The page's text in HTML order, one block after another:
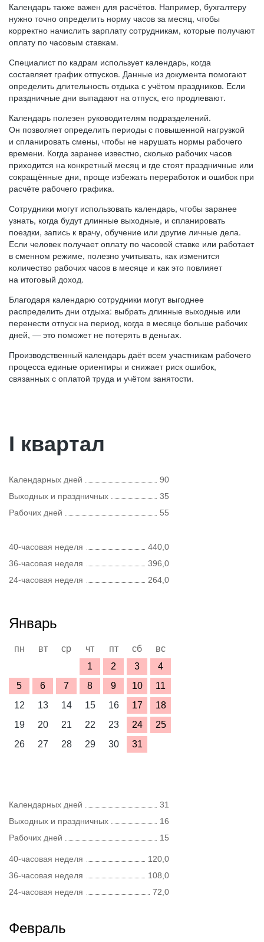
Календарь также важен для расчётов. Например, бухгалтеру
нужно точно определить норму часов за месяц, чтобы
корректно начислить зарплату сотрудникам, которые получают
оплату по часовым ставкам.
Специалист по кадрам использует календарь, когда
составляет график отпусков. Данные из документа помогают
определить длительность отдыха с учётом праздников. Если
праздничные дни выпадают на отпуск, его продлевают.
Календарь полезен руководителям подразделений.
Он позволяет определить периоды с повышенной нагрузкой
и спланировать смены, чтобы не нарушать нормы рабочего
времени. Когда заранее известно, сколько рабочих часов
приходится на конкретный месяц и где стоят праздничные или
сокращённые дни, проще избежать переработок и ошибок при
расчёте рабочего графика.
Сотрудники могут использовать календарь, чтобы заранее
узнать, когда будут длинные выходные, и спланировать
поездки, запись к врачу, обучение или другие личные дела.
Если человек получает оплату по часовой ставке или работает
в сменном режиме, полезно учитывать, как изменится
количество рабочих часов в месяце и как это повлияет
на итоговый доход.
Благодаря календарю сотрудники могут выгоднее
распределить дни отдыха: выбрать длинные выходные или
перенести отпуск на период, когда в месяце больше рабочих
дней, — это поможет не потерять в деньгах.
Производственный календарь даёт всем участникам рабочего
процесса единые ориентиры и снижает риск ошибок,
связанных с оплатой труда и учётом занятости.
I квартал
Календарных дней
90
Выходных и праздничных
35
Рабочих дней
55
40-часовая неделя
440,0
36-часовая неделя
396,0
24-часовая неделя
264,0
Январь
пн вт ср чт пт сб
вс
1
2 3
4
5
6 7 8 9 10
11
12
13 14 15 16 17
18
19
20 21 22 23 24
25
26
27 28 29 30 31
Календарных дней
31
Выходных и праздничных
16
Рабочих дней
15
40-часовая неделя
120,0
36-часовая неделя
108,0
24-часовая неделя
72,0
Февраль